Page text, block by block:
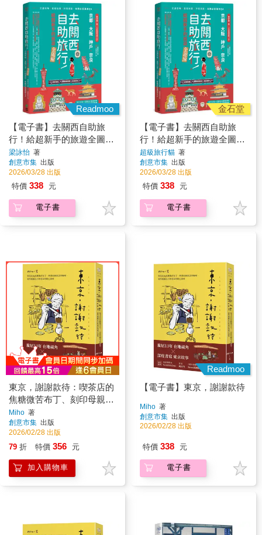
Readmoo
【電子書】去關西自助旅
行！給超新手的旅遊全圖
解！
梁詠怡 著
創意市集 出版
2026/03/28 出版
特價 338 元
電子書
金石堂
【電子書】去關西自助旅
行！給超新手的旅遊全圖
解！交通攻略X食宿玩買X
行程規劃，有問必答萬用
QA
超級旅行貓 著
創意市集 出版
2026/03/28 出版
特價 338 元
電子書
東京，謝謝款待：喫茶店的
焦糖微苦布丁、刻印母親思
念的咖哩⋯那些隱藏在市町
巷弄的暖心滋味
Miho 著
創意市集 出版
2026/02/28 出版
79 折 特價 356 元
加入購物車
Readmoo
【電子書】東京，謝謝款待
Miho 著
創意市集 出版
2026/02/28 出版
特價 338 元
電子書